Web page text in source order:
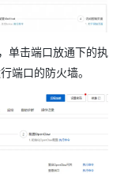
单击端口放通下的执
端口的防火墙。